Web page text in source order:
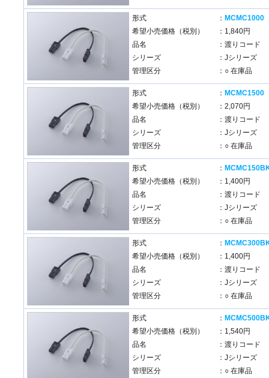
形式 ： MCMC1000
希望小売価格（税別）
：1,840円
品名
：渡りコード
シリーズ
：Jシリーズ
管理区分
：○ 在庫品
形式 ： MCMC1500
希望小売価格（税別）
：2,070円
品名
：渡りコード
シリーズ
：Jシリーズ
管理区分
：○ 在庫品
形式 ：
希望小売価格（税別）
：1,400円
品名
：渡りコード
シリーズ
：Jシリーズ
管理区分
：○ 在庫品
形式 ：
希望小売価格（税別）
：1,400円
品名
：渡りコード
シリーズ
：Jシリーズ
管理区分
：○ 在庫品
形式 ：
希望小売価格（税別）
：1,540円
品名
：渡りコード
シリーズ
：Jシリーズ
管理区分
：○ 在庫品